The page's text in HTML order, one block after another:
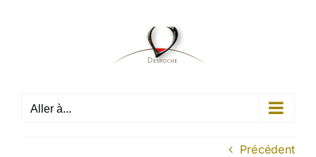
Aller à...
Précédent